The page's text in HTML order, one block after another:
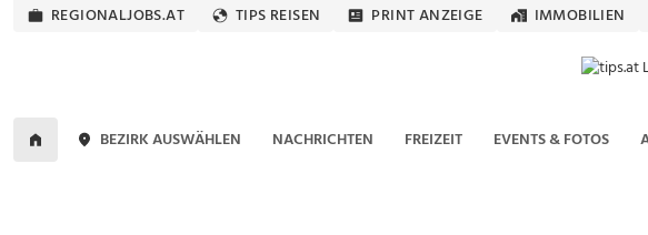
REGIONALJOBS.AT TIPS REISEN PRINT ANZEIGE IMMOBILIEN
BEZIRK AUSWÄHLEN NACHRICHTEN FREIZEIT EVENTS & FOTOS